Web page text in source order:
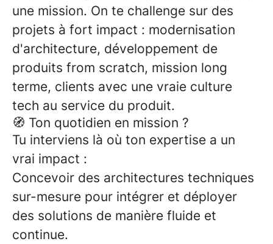
une mission. On te challenge sur des
projets à fort impact : modernisation
d'architecture, développement de
produits from scratch, mission long
terme, clients avec une vraie culture
tech au service du produit.
🧭 Ton quotidien en mission ?
Tu interviens là où ton expertise a un
vrai impact :
Concevoir des architectures techniques
sur-mesure pour intégrer et déployer
des solutions de manière fluide et
continue.